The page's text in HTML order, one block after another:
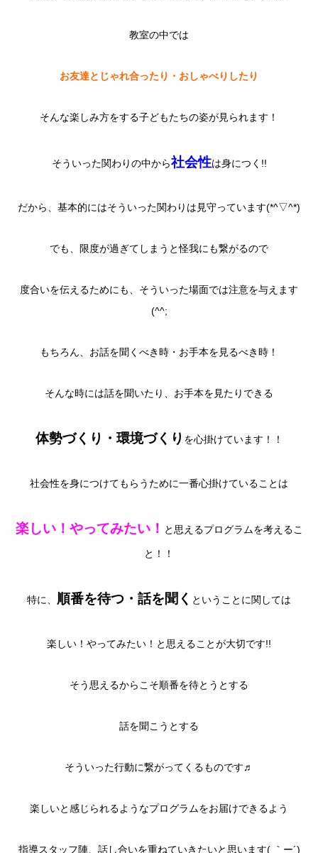
教室の中では
お友達とじゃれ合ったり・おしゃべりしたり
そんな楽しみ方をする子どもたちの姿が見られます！
そういった関わりの中から社会性は身につく!!
だから、基本的にはそういった関わりは見守っています(*^▽^*)
でも、限度が過ぎてしまうと怪我にも繋がるので
度合いを伝えるためにも、そういった場面では注意を与えます
(^^;
もちろん、お話を聞くべき時・お手本を見るべき時！
そんな時には話を聞いたり、お手本を見たりできる
体勢づくり・環境づくり を心掛けています！！
社会性を身につけてもらうために一番心掛けていることは
楽しい！やってみたい！ と思えるプログラムを考えるこ
と！！
特に、 順番を待つ・話を聞く ということに関しては
楽しい！やってみたい！と思えることが大切です!!
そう思えるからこそ順番を待とうとする
話を聞こうとする
そういった行動に繋がってくるものです♬
楽しいと感じられるようなプログラムをお届けできるよう
指導スタッフ陣、話し合いを重ねていきたいと思います( ｀ー´)